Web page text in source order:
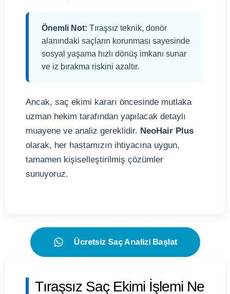
Önemli Not: Tıraşsız teknik, donör
alanındaki saçların korunması sayesinde
sosyal yaşama hızlı dönüş imkanı sunar
ve iz bırakma riskini azaltır.
Ancak, saç ekimi kararı öncesinde mutlaka
uzman hekim tarafından yapılacak detaylı
muayene ve analiz gereklidir. NeoHair Plus
olarak, her hastamızın ihtiyacına uygun,
tamamen kişiselleştirilmiş çözümler
sunuyoruz.
Ücretsiz Saç Analizi Başlat
Tıraşsız Saç Ekimi İşlemi Ne